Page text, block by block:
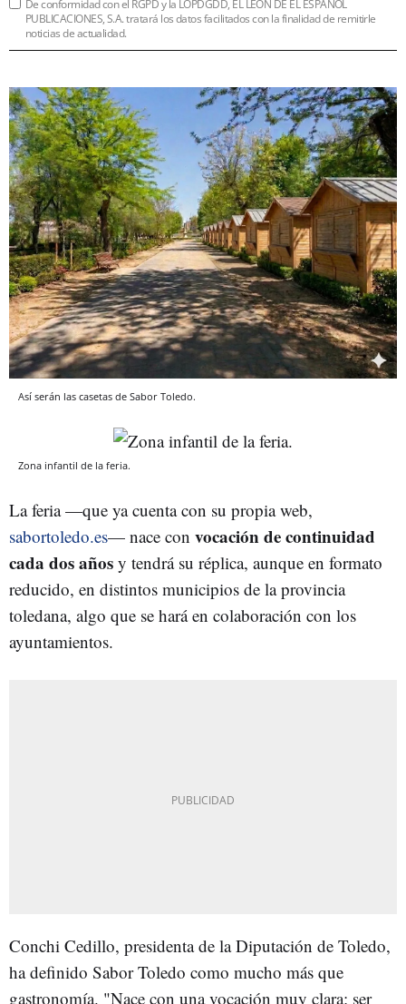
De conformidad con el RGPD y la LOPDGDD, EL LEÓN DE EL ESPAÑOL
PUBLICACIONES, S.A. tratará los datos facilitados con la finalidad de remitirle
noticias de actualidad.
Así serán las casetas de Sabor Toledo.
Zona infantil de la feria.
La feria —que ya cuenta con su propia web,
sabortoledo.es— nace con vocación de continuidad
cada dos años y tendrá su réplica, aunque en formato
reducido, en distintos municipios de la provincia
toledana, algo que se hará en colaboración con los
ayuntamientos.
Conchi Cedillo, presidenta de la Diputación de Toledo,
ha definido Sabor Toledo como mucho más que
gastronomía. "Nace con una vocación muy clara: ser